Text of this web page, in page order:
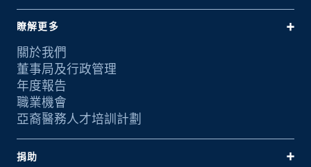
瞭解更多
關於我們
董事局及行政管理
年度報告
職業機會
亞裔醫務人才培訓計劃
捐助